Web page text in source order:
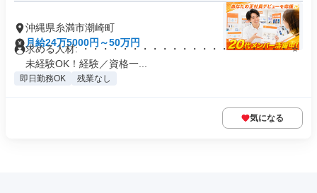
沖縄県糸満市潮崎町
月給24万5000円～50万円
求める人材: ・・・・・・・・・・・・・・・・・・・・・ ⭐
未経験OK！経験／資格一...
即日勤務OK 残業なし
気になる